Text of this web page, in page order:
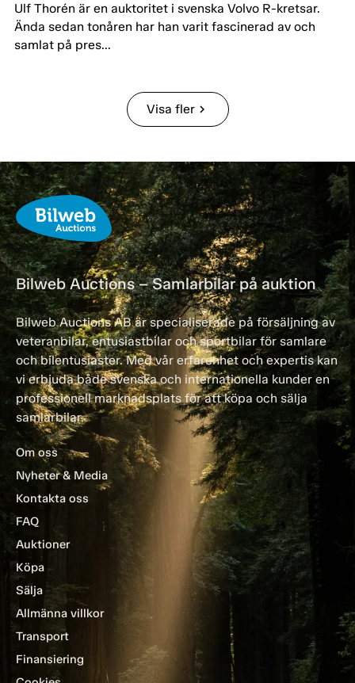
Ulf Thorén är en auktoritet i svenska Volvo R-kretsar.
Ända sedan tonåren har han varit fascinerad av och
samlat på pres...
Visa flerchevron_right
Bilweb Auctions – Samlarbilar på auktion
Bilweb Auctions AB är specialiserade på försäljning av
veteranbilar, entusiastbilar och sportbilar för samlare
och bilentusiaster. Med vår erfarenhet och expertis kan
vi erbjuda både svenska och internationella kunder en
professionell marknadsplats för att köpa och sälja
samlarbilar.
Om oss
Nyheter & Media
Kontakta oss
FAQ
Auktioner
Köpa
Sälja
Allmänna villkor
Transport
Finansiering